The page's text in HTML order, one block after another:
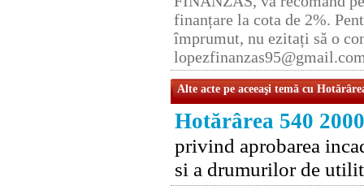
finanțare la cota de 2%.
împrumut, nu ezitați să o
Alte acte pe aceeaşi temă cu
Hotărârea 540 2000
privind aprobarea
si a drumurilor de